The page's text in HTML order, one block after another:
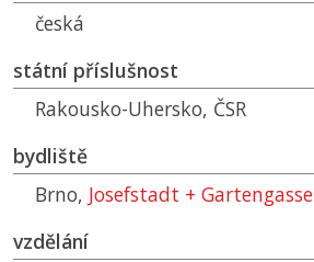
česká
státní příslušnost
Rakousko-Uhersko, ČSR
bydliště
Brno, Josefstadt + Gartengasse
vzdělání